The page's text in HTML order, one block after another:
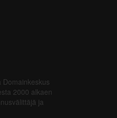
2000 alkaen
ja